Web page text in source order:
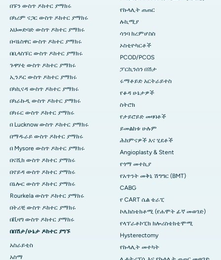
በፑን ውስጥ ዶክተር ያማክሩ
በካሪም ናጋር ውስጥ ዶክተር ያማክሩ
አህመድባድ ውስጥ ዶክተር ያማክሩ
ቡባኔስዋር ውስጥ ዶክተር ያማክሩ
በቢላስፑር ውስጥ ዶክተር ያማክሩ
ጉዋሃቲ ውስጥ ዶክተር ያማክሩ
ኢንዶር ውስጥ ዶክተር ያማክሩ
በካኪናዳ ውስጥ ዶክተር ያማክሩ
በካራኩዲ ውስጥ ዶክተር ያማክሩ
በካሩር ውስጥ ዶክተር ያማክሩ
በ Lucknow ውስጥ ዶክተር ያማክሩ
በማዱራይ ውስጥ ዶክተር ያማክሩ
በ Mysore ውስጥ ዶክተር ያማክሩ
በናሺክ ውስጥ ዶክተር ያማክሩ
በኖይዳ ውስጥ ዶክተር ያማክሩ
በኔሎር ውስጥ ዶክተር ያማክሩ
Rourkela ውስጥ ዶክተር ያማክሩ
በትሪቺ ውስጥ ዶክተር ያማክሩ
በቪዛግ ውስጥ ዶክተር ያማክሩ
በበሽታ/ሁኔታ ዶክተር ያግኙ
አስራይቲስ
አስማ
የኩላሊት ጠጠር
ሉኪሚያ
ሳንባ ክረምሆስስ
ኦስቲዮካርቶች
PCOD/PCOS
ፓርኪንሰን በሽታ
ሩማቶይድ አርትራይተስ
የቆዳ ሁኔታዎች
ስትሮክ
የታይሮይድ መዛባቶች
ይመልከቱ ሁሉም
ሕክምናዎች እና ሂደቶች
Angioplasty & Stent
የጎማ መተኪያ
የአጥንት መቅኒ ሽግግር (BMT)
CABG
የ CART ሴል ቴራፒ
ኮሌክስቴክቶሚ (የሐሞት ፊኛ መወገድ)
የላፕራቶኮፒክ ክሎሪስቴክቲሞሚ
Hysterectomy
የኩላሊት መተካት